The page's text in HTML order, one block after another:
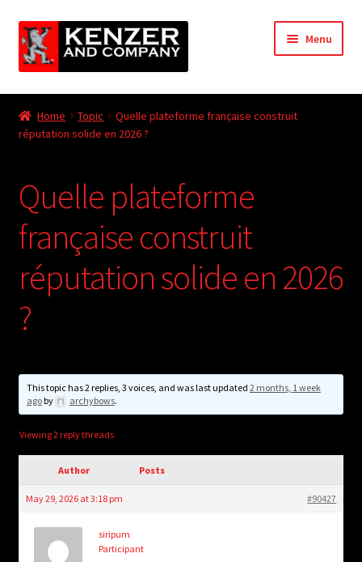
Skip
to
navigation
Skip
to
content
Menu
Home
KODT Magazine
Other Games
Store
child
Cries from the Attic
menu
Login/Create Account
Home Topic
Quelle plateforme française construit
réputation solide en 2026 ?
Quelle plateforme
française construit
réputation solide en 2026
?
This topic has 2 replies, 3 voices, and was last updated 2 months, 1 week
agoby archybows.
Viewing 2 reply threads
Author Posts
May 29, 2026 at 3:18 pm #90427
siripum
Participant